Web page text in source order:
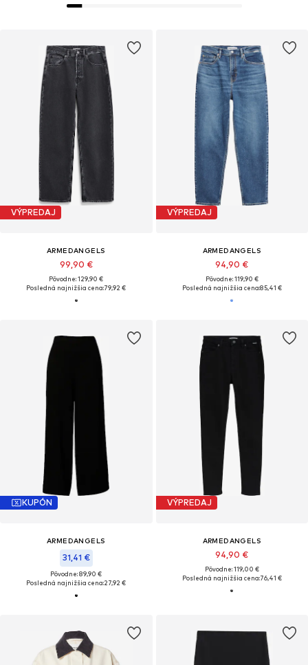
VÝPREDAJ
ARMEDANGELS
99,90 €
Pôvodne: 129,90 €
Posledná najnižšia cena:79,92 €
VÝPREDAJ
ARMEDANGELS
94,90 €
Pôvodne: 119,90 €
Posledná najnižšia cena:85,41 €
KUPÓN
ARMEDANGELS
31,41 €
Pôvodne: 89,90 €
Posledná najnižšia cena:27,92 €
VÝPREDAJ
ARMEDANGELS
94,90 €
Pôvodne: 119,00 €
Posledná najnižšia cena:76,41 €